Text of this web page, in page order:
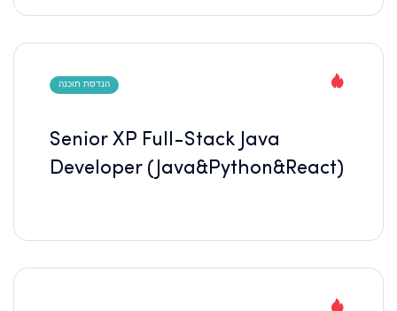
הנדסת תוכנה
Senior XP Full-Stack Java
Developer (Java&Python&React)